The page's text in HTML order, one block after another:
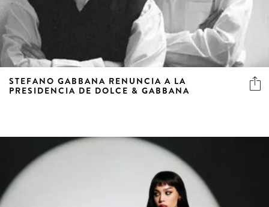
STEFANO GABBANA RENUNCIA A LA
PRESIDENCIA DE DOLCE & GABBANA